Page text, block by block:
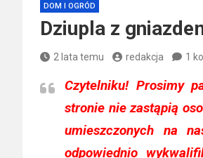
DOM I OGRÓD
Dziupla z
2 lata temu redakcja 1
Czytelniku!Prosimy
stronie nie zastąpią
umieszczonych na
odpowiednio